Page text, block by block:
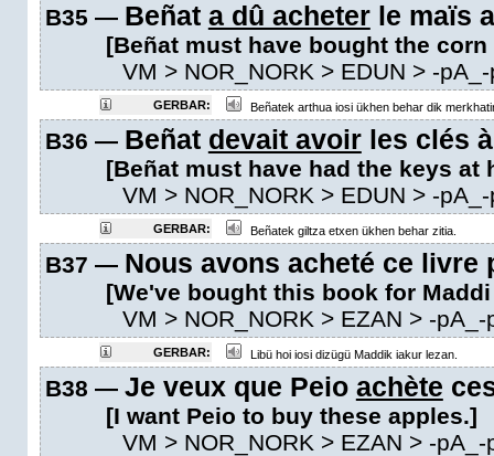
B35 — Beñat a dû acheterle maïs
[Beñat must have bought the
VM > NOR_NORK > EDUN > -
GERBAR: Beñatek arthua iosi ükhen behar dik
B36 — Beñat devait avoirles clés
[Beñat must have had the keys at
VM > NOR_NORK > EDUN > -
GERBAR: Beñatek giltza etxen ükhen behar zitia.
B37 — Nous avons acheté ce livre
[We've bought this book for
VM > NOR_NORK > EZAN > -pA_-
GERBAR: Libü hoi iosi dizügü Maddik iakur lezan.
B38 — Je veux que Peio achète
[I want Peio to buy these apples.]
VM > NOR_NORK > EZAN > -pA_-